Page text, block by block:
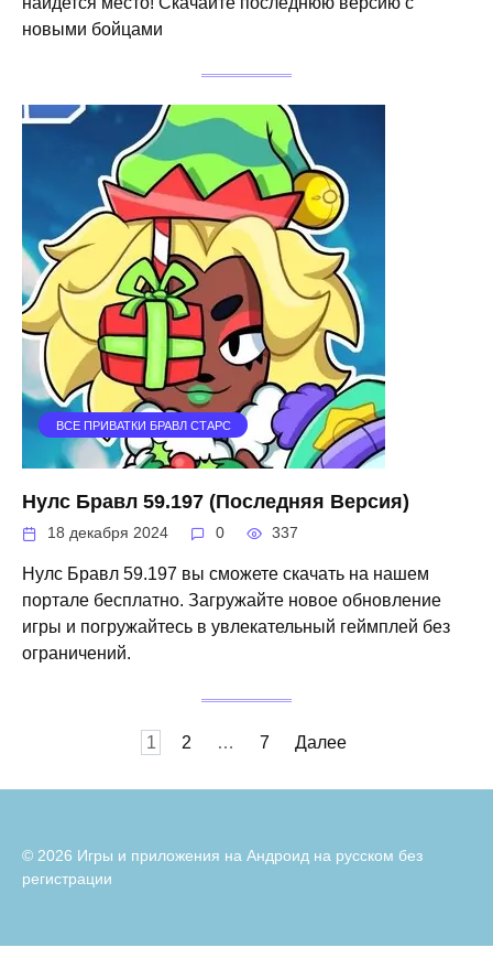
новыми бойцами
ВСЕ ПРИВАТКИ БРАВЛ СТАРС
Нулс Бравл 59.197 (Последняя Версия)
18 декабря 2024 0 337
Нулс Бравл 59.197 вы сможете скачать на нашем
портале бесплатно. Загружайте новое обновление
игры и погружайтесь в увлекательный геймплей без
ограничений.
1 2 … 7 Далее
© 2026 Игры и приложения на Андроид на русском без
регистрации